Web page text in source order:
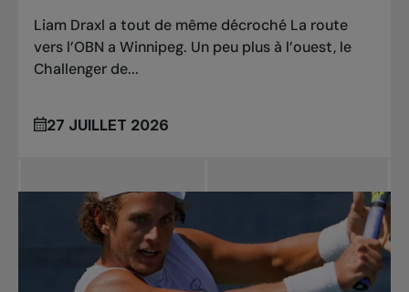
Liam Draxl a tout de même décroché La route
vers l’OBN a Winnipeg. Un peu plus à l’ouest, le
Challenger de...
27 JUILLET 2026